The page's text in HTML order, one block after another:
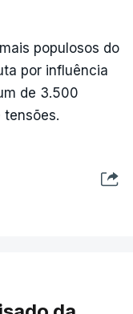
populosos do
por influência
de 3.500